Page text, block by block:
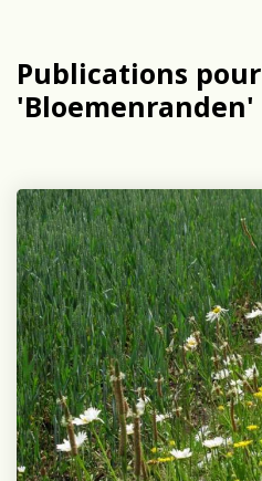
Publications pour
'Bloemenranden'